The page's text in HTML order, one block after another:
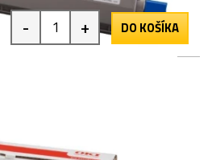
- + DO KOŠÍKA